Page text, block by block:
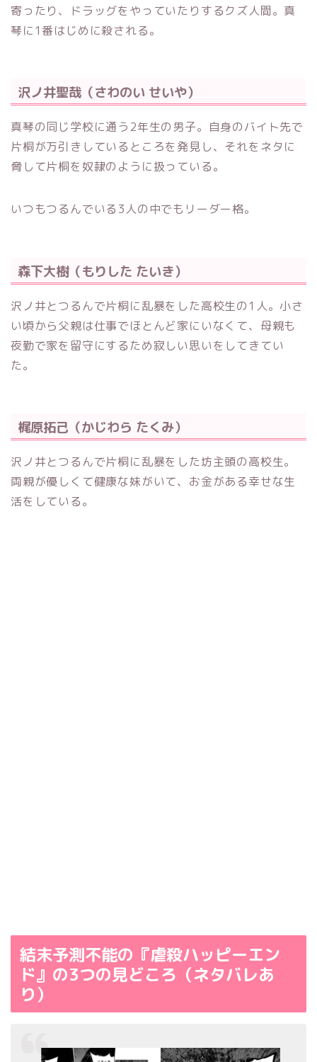
寄ったり、ドラッグをやっていたりするクズ人間。真
琴に1番はじめに殺される。
沢ノ井聖哉（さわのい せいや）
真琴の同じ学校に通う2年生の男子。自身のバイト先で
片桐が万引きしているところを発見し、それをネタに
脅して片桐を奴隷のように扱っている。
いつもつるんでいる3人の中でもリーダー格。
森下大樹（もりした たいき）
沢ノ井とつるんで片桐に乱暴をした高校生の1人。小さ
い頃から父親は仕事でほとんど家にいなくて、母親も
夜勤で家を留守にするため寂しい思いをしてきてい
た。
梶原拓己（かじわら たくみ）
沢ノ井とつるんで片桐に乱暴をした坊主頭の高校生。
両親が優しくて健康な妹がいて、お金がある幸せな生
活をしている。
結末予測不能の『虐殺ハッピーエン
ド』の3つの見どころ（ネタバレあ
り）